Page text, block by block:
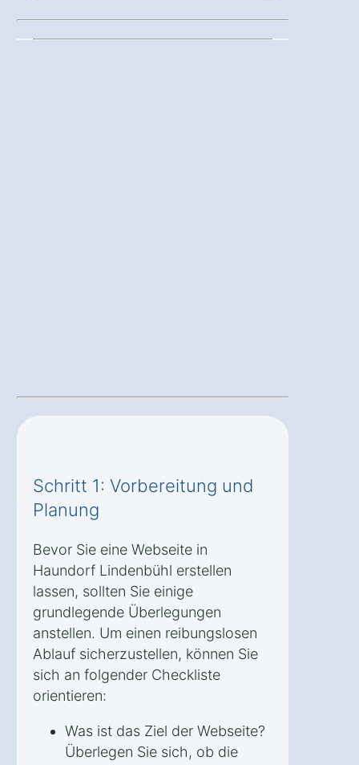
Schritt 1: Vorbereitung und
Planung
Bevor Sie eine Webseite in
Haundorf Lindenbühl erstellen
lassen, sollten Sie einige
grundlegende Überlegungen
anstellen. Um einen reibungslosen
Ablauf sicherzustellen, können Sie
sich an folgender Checkliste
orientieren:
Was ist das Ziel der Webseite?
Überlegen Sie sich, ob die